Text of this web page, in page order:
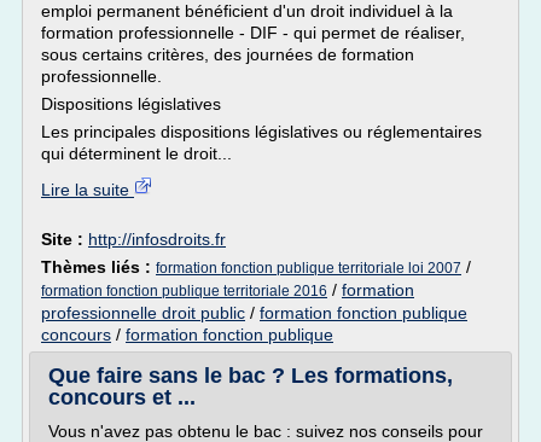
emploi permanent bénéficient d'un droit individuel à la
formation professionnelle - DIF - qui permet de réaliser,
sous certains critères, des journées de formation
professionnelle.
Dispositions législatives
Les principales dispositions législatives ou réglementaires
qui déterminent le droit...
Lire la suite
Site : http://infosdroits.fr
Thèmes liés : formation fonction publique territoriale loi 2007 /
formation fonction publique territoriale 2016 / formation
professionnelle droit public / formation fonction publique
concours / formation fonction publique
Que faire sans le bac ? Les formations,
concours et ...
Vous n'avez pas obtenu le bac : suivez nos conseils pour